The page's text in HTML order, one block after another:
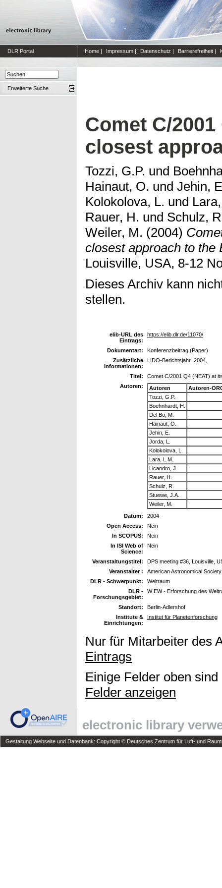
DLR Portal Home | Impressum | Datenschutz | Barrierefreiheit |
Erweiterte Suche
Comet C/
closest
Tozzi, G.P. und
Hainaut, O. und Jehin,
Kolokolova, L. und
Rauer, H. und Schulz,
Weiler, M. (2004)
closest approach to the
Louisville, USA, 8-12
Dieses Archiv kann
stellen.
elib-URL des
Eintrags:
https://elib.dlr.de/11070/
Dokumentart:
Konferenzbeitrag (Paper)
Zusätzliche
Informationen:
LIDO-Berichtsjahr=2004,
Titel:
Comet C/2001 Q4 (NEAT) at
Autoren:
Autoren
Autoren-
Tozzi, G.P.
Boehnhardt, H.
Del Bo, M.
Hainaut, O.
Jehin, E.
Jorda, L.
Kolokolova, L.
Lara, L.M.
Licandro, J.
Rauer, H.
Schulz, R.
Stuewe, J.A.
Weiler, M.
Datum:
2004
Open Access:
Nein
In SCOPUS:
Nein
In ISI Web of
Science:
Nein
Veranstaltungstitel:
DPS meeting #36, Louisville,
Veranstalter :
American Astronomical Society
DLR - Schwerpunkt:
Weltraum
DLR -
Forschungsgebiet:
W EW - Erforschung des
Standort:
Berlin-Adlershof
Institute &
Einrichtungen:
Institut für Planetenforschung
Nur für Mitarbeiter des
Eintrags
Einige Felder oben
Felder anzeigen
electronic library
Gestaltung Webseite und Datenbank: Copyright © Deutsches Zentrum für Luft- und